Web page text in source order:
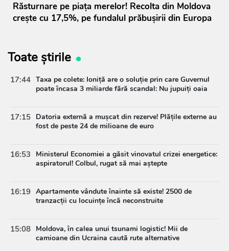
Răsturnare pe piața merelor! Recolta din Moldova
crește cu 17,5%, pe fundalul prăbușirii din Europa
Toate știrile
17:44 Taxa pe colete: Ioniță are o soluție prin care Guvernul
poate încasa 3 miliarde fără scandal: Nu jupuiți oaia
17:15 Datoria externă a mușcat din rezerve! Plățile externe au
fost de peste 24 de milioane de euro
16:53
Ministerul Economiei a găsit vinovatul crizei energetice:
aspiratorul! Colbul, rugat să mai aștepte
16:19 Apartamente vândute înainte să existe! 2500 de
tranzacții cu locuințe încă neconstruite
15:08 Moldova, în calea unui tsunami logistic! Mii de
camioane din Ucraina caută rute alternative